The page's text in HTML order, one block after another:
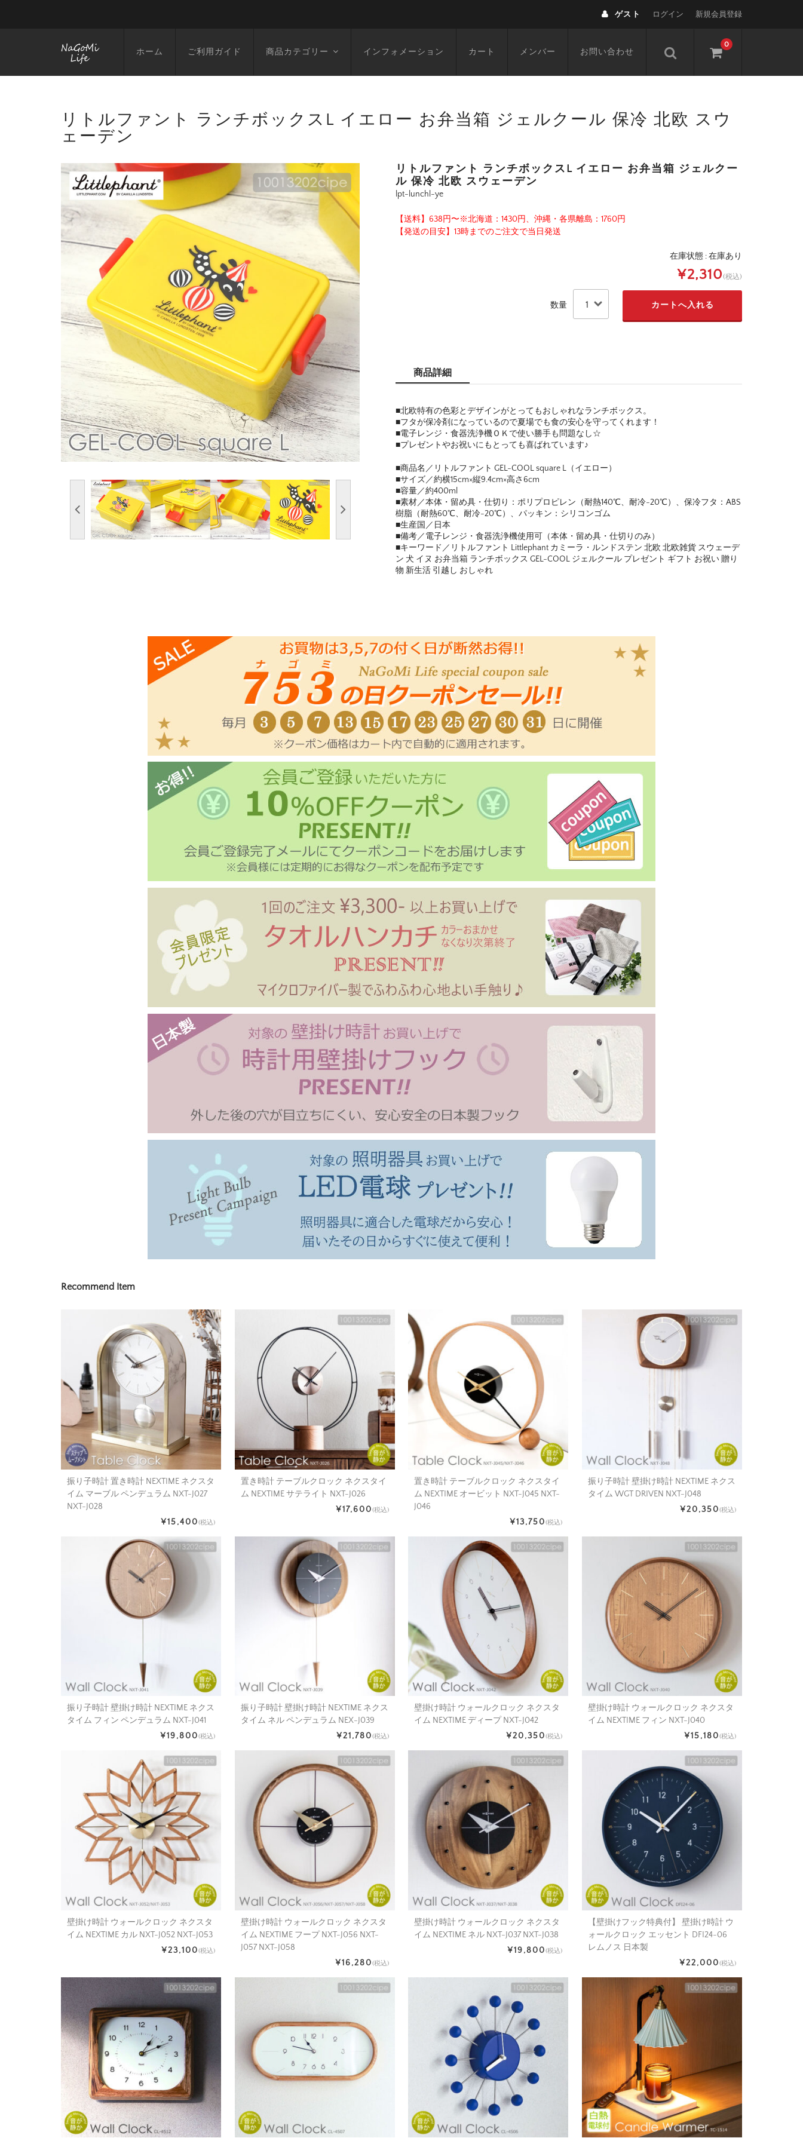
ゲスト ログイン 新規会員登録
0
ホーム ご利用ガイド 商品カテゴリー インフォメーション カート メンバー お問い合わせ
リトルファント ランチボックスL イエロー お弁当箱 ジェルクール 保冷 北欧 スウ
ェーデン
リトルファント ランチボックスL イエロー お弁当箱 ジェルクー
ル 保冷 北欧 スウェーデン
lpt-lunchl-ye
【送料】638円〜※北海道：1430円、沖縄・各県離島：1760円
【発送の目安】13時までのご注文で当日発送
在庫状態 : 在庫あり
¥2,310(税込)
数量
商品詳細
■北欧特有の色彩とデザインがとってもおしゃれなランチボックス。
■フタが保冷剤になっているので夏場でも食の安心を守ってくれます！
■電子レンジ・食器洗浄機ＯＫで使い勝手も問題なし☆
■プレゼントやお祝いにもとっても喜ばれています♪
■商品名／リトルファント GEL-COOL square L（イエロー）
■サイズ／約横15cm×縦9.4cm×高さ6cm
■容量／約400ml
■素材／本体・留め具・仕切り：ポリプロピレン（耐熱140℃、耐冷-20℃）、保冷フタ：ABS
樹脂（耐熱60℃、耐冷-20℃）、パッキン：シリコンゴム
■生産国／日本
■備考／電子レンジ・食器洗浄機使用可（本体・留め具・仕切りのみ）
■キーワード／リトルファント Littlephant カミーラ・ルンドステン 北欧 北欧雑貨 スウェーデ
ン 犬 イヌ お弁当箱 ランチボックス GEL-COOL ジェルクール プレゼント ギフト お祝い 贈り
物 新生活 引越し おしゃれ
Recommend Item
振り子時計 置き時計 NEXTIME ネクスタ
イム マーブル ペンデュラム NXT-J027
NXT-J028
¥15,400(税込)
置き時計 テーブルクロック ネクスタイ
ム NEXTIME サテライト NXT-J026
¥17,600(税込)
置き時計 テーブルクロック ネクスタイ
ム NEXTIME オービット NXT-J045 NXT-
J046
¥13,750(税込)
振り子時計 壁掛け時計 NEXTIME ネクス
タイム WGT DRIVEN NXT-J048
¥20,350(税込)
振り子時計 壁掛け時計 NEXTIME ネクス
タイム フィン ペンデュラム NXT-J041
¥19,800(税込)
振り子時計 壁掛け時計 NEXTIME ネクス
タイム ネル ペンデュラム NEX-J039
¥21,780(税込)
壁掛け時計 ウォールクロック ネクスタ
イム NEXTIME ディープ NXT-J042
¥20,350(税込)
壁掛け時計 ウォールクロック ネクスタ
イム NEXTIME フィン NXT-J040
¥15,180(税込)
壁掛け時計 ウォールクロック ネクスタ
イム NEXTIME カル NXT-J052 NXT-J053
¥23,100(税込)
壁掛け時計 ウォールクロック ネクスタ
イム NEXTIME フープ NXT-J056 NXT-
J057 NXT-J058
¥16,280(税込)
壁掛け時計 ウォールクロック ネクスタ
イム NEXTIME ネル NXT-J037 NXT-J038
¥19,800(税込)
【壁掛けフック特典付】 壁掛け時計 ウ
ォールクロック エッセント DFI24-06
レムノス 日本製
¥22,000(税込)